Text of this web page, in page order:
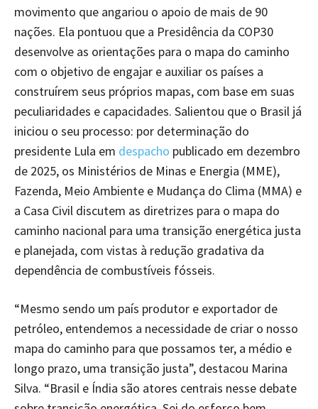
movimento que angariou o apoio de mais de 90
nações. Ela pontuou que a Presidência da COP30
desenvolve as orientações para o mapa do caminho
com o objetivo de engajar e auxiliar os países a
construírem seus próprios mapas, com base em suas
peculiaridades e capacidades. Salientou que o Brasil já
iniciou o seu processo: por determinação do
presidente Lula em despacho publicado em dezembro
de 2025, os Ministérios de Minas e Energia (MME),
Fazenda, Meio Ambiente e Mudança do Clima (MMA) e
a Casa Civil discutem as diretrizes para o mapa do
caminho nacional para uma transição energética justa
e planejada, com vistas à redução gradativa da
dependência de combustíveis fósseis.
“Mesmo sendo um país produtor e exportador de
petróleo, entendemos a necessidade de criar o nosso
mapa do caminho para que possamos ter, a médio e
longo prazo, uma transição justa”, destacou Marina
Silva. “Brasil e Índia são atores centrais nesse debate